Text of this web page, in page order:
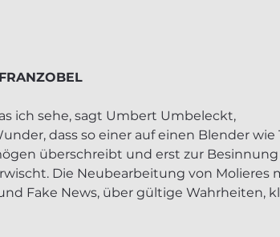
FRANZOBEL
ich sehe, sagt Umbert Umbeleckt,
dass so einer auf einen Blender wie
überschreibt und erst zur
Die Neubearbeitung von Molieres
Fake News, über gültige Wahrheiten,